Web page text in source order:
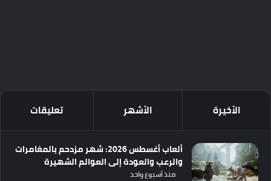
الأخيرة الأشهر تعليقات
ألعاب أغسطس 2026: شهر مزدحم بالمغامرات
والرعب والعودة إلى العوالم الشهيرة
منذ أسبوع واحد